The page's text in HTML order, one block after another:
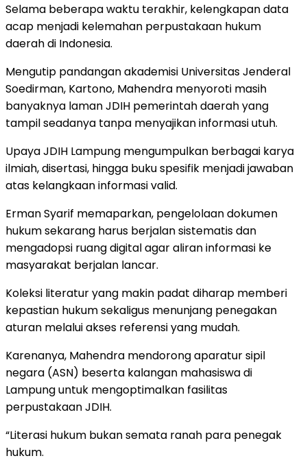
Selama beberapa waktu terakhir, kelengkapan data
acap menjadi kelemahan perpustakaan hukum
daerah di Indonesia.
Mengutip pandangan akademisi Universitas Jenderal
Soedirman, Kartono, Mahendra menyoroti masih
banyaknya laman JDIH pemerintah daerah yang
tampil seadanya tanpa menyajikan informasi utuh.
Upaya JDIH Lampung mengumpulkan berbagai karya
ilmiah, disertasi, hingga buku spesifik menjadi jawaban
atas kelangkaan informasi valid.
Erman Syarif memaparkan, pengelolaan dokumen
hukum sekarang harus berjalan sistematis dan
mengadopsi ruang digital agar aliran informasi ke
masyarakat berjalan lancar.
Koleksi literatur yang makin padat diharap memberi
kepastian hukum sekaligus menunjang penegakan
aturan melalui akses referensi yang mudah.
Karenanya, Mahendra mendorong aparatur sipil
negara (ASN) beserta kalangan mahasiswa di
Lampung untuk mengoptimalkan fasilitas
perpustakaan JDIH.
“Literasi hukum bukan semata ranah para penegak
hukum.